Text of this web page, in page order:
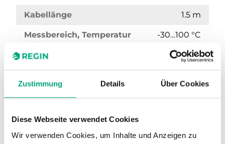
Zustimmung Details Über Cookies
Diese Webseite verwendet Cookies
Wir verwenden Cookies, um Inhalte und Anzeigen zu
Kabellänge 1.5 m
Messbereich, Temperatur -30…100 °C
Sensorelement, Klasse
Nennwiderstand 100 Ω (0 °C)